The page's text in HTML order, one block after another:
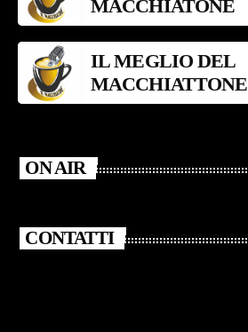
MACCHIATONE
IL MEGLIO DEL
MACCHIATTONE
ON AIR
CONTATTI